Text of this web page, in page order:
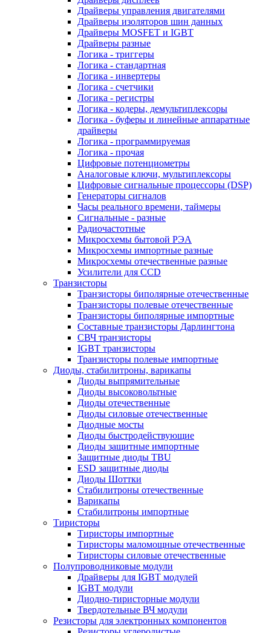
Драйверы управления двигателями
Драйверы изоляторов шин данных
Драйверы MOSFET и IGBT
Драйверы разные
Логика - триггеры
Логика - стандартная
Логика - инвертеры
Логика - счетчики
Логика - регистры
Логика - кодеры, демультиплексоры
Логика - буферы и линейные аппаратные
драйверы
Логика - программируемая
Логика - прочая
Цифровые потенциометры
Аналоговые ключи, мультиплексоры
Цифровые сигнальные процессоры (DSP)
Генераторы сигналов
Часы реального времени, таймеры
Сигнальные - разные
Радиочастотные
Микросхемы бытовой РЭА
Микросхемы импортные разные
Микросхемы отечественные разные
Усилители для CCD
Транзисторы
Транзисторы биполярные отечественные
Транзисторы полевые отечественные
Транзисторы биполярные импортные
Составные транзисторы Дарлингтона
СВЧ транзисторы
IGBT транзисторы
Транзисторы полевые импортные
Диоды, стабилитроны, варикапы
Диоды выпрямительные
Диоды высоковольтные
Диоды отечественные
Диоды силовые отечественные
Диодные мосты
Диоды быстродействующие
Диоды защитные импортные
Защитные диоды TBU
ESD защитные диоды
Диоды Шоттки
Стабилитроны отечественные
Варикапы
Стабилитроны импортные
Тиристоры
Тиристоры импортные
Тиристоры маломощные отечественные
Тиристоры силовые отечественные
Полупроводниковые модули
Драйверы для IGBT модулей
IGBT модули
Диодно-тиристорные модули
Твердотельные ВЧ модули
Резисторы для электронных компонентов